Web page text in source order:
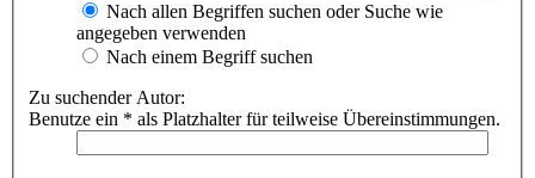
Nach allen Begriffen suchen oder Suche wie
angegeben verwenden
Nach einem Begriff suchen
Zu suchender Autor:
Benutze ein * als Platzhalter für teilweise Übereinstimmungen.